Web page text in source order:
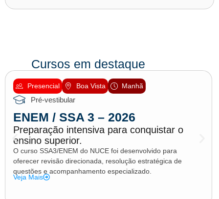
Cursos em destaque
Presencial Boa Vista Manhã
Pré-vestibular
ENEM / SSA 3 – 2026
Preparação intensiva para conquistar o
ensino superior.
O curso SSA3/ENEM do NUCE foi desenvolvido para
oferecer revisão direcionada, resolução estratégica de
questões e acompanhamento especializado.
Veja Mais